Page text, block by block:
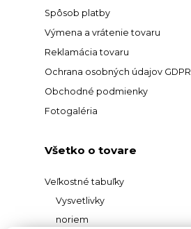
Spôsob platby
Výmena a vrátenie tovaru
Reklamácia tovaru
Ochrana osobných údajov GDPR
Obchodné podmienky
Fotogaléria
Všetko o tovare
Veľkostné tabuľky
Vysvetlivky
noriem